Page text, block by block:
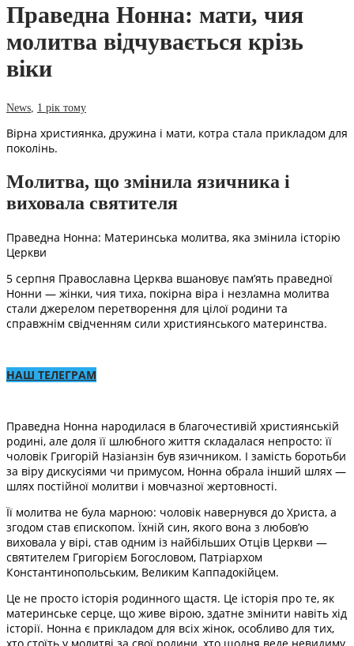
Праведна Нонна: мати, чия
молитва відчувається крізь
віки
News 1 рік тому
Вірна християнка, дружина і мати, котра стала прикладом для
поколінь.
Молитва, що змінила язичника і
виховала святителя
Праведна Нонна: Материнська молитва, яка змінила історію
Церкви
5 серпня Православна Церква вшановує пам’ять праведної
Нонни — жінки, чия тиха, покірна віра і незламна молитва
стали джерелом перетворення для цілої родини та
справжнім свідченням сили християнського материнства.
НАШ ТЕЛЕГРАМ
Праведна Нонна народилася в благочестивій християнській
родині, але доля її шлюбного життя складалася непросто: її
чоловік Григорій Назіанзін був язичником. І замість боротьби
за віру дискусіями чи примусом, Нонна обрала інший шлях —
шлях постійної молитви і мовчазної жертовності.
Її молитва не була марною: чоловік навернувся до Христа, а
згодом став єпископом. Їхній син, якого вона з любов’ю
виховала у вірі, став одним із найбільших Отців Церкви —
святителем Григорієм Богословом, Патріархом
Константинопольським, Великим Каппадокійцем.
Це не просто історія родинного щастя. Це історія про те, як
материнське серце, що живе вірою, здатне змінити навіть хід
історії. Нонна є прикладом для всіх жінок, особливо для тих,
хто стоїть у молитві за свої родини, хто щодня веде невидиму